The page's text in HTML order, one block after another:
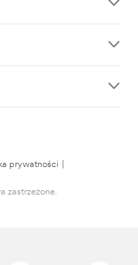
prywatności
zastrzeżone.